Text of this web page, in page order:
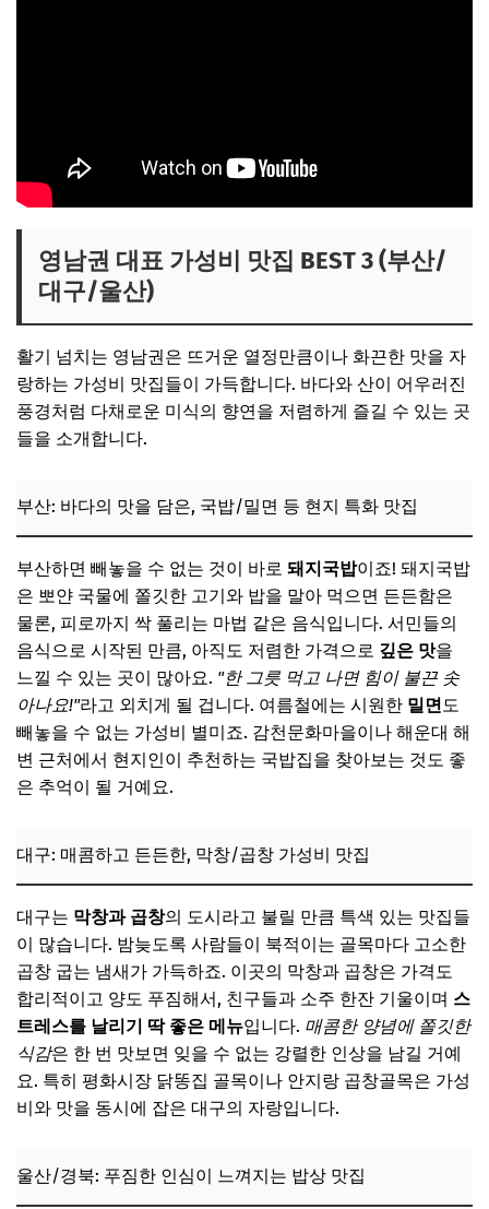
영남권 대표 가성비 맛집 BEST 3 (부산/
대구/울산)
활기 넘치는 영남권은 뜨거운 열정만큼이나 화끈한 맛을 자
랑하는 가성비 맛집들이 가득합니다. 바다와 산이 어우러진
풍경처럼 다채로운 미식의 향연을 저렴하게 즐길 수 있는 곳
들을 소개합니다.
부산: 바다의 맛을 담은, 국밥/밀면 등 현지 특화 맛집
부산하면 빼놓을 수 없는 것이 바로 돼지국밥이죠! 돼지국밥
은 뽀얀 국물에 쫄깃한 고기와 밥을 말아 먹으면 든든함은
물론, 피로까지 싹 풀리는 마법 같은 음식입니다. 서민들의
음식으로 시작된 만큼, 아직도 저렴한 가격으로 깊은 맛을
느낄 수 있는 곳이 많아요. "한 그릇 먹고 나면 힘이 불끈 솟
아나요!"라고 외치게 될 겁니다. 여름철에는 시원한 밀면도
빼놓을 수 없는 가성비 별미죠. 감천문화마을이나 해운대 해
변 근처에서 현지인이 추천하는 국밥집을 찾아보는 것도 좋
은 추억이 될 거예요.
대구: 매콤하고 든든한, 막창/곱창 가성비 맛집
대구는 막창과 곱창의 도시라고 불릴 만큼 특색 있는 맛집들
이 많습니다. 밤늦도록 사람들이 북적이는 골목마다 고소한
곱창 굽는 냄새가 가득하죠. 이곳의 막창과 곱창은 가격도
합리적이고 양도 푸짐해서, 친구들과 소주 한잔 기울이며 스
트레스를 날리기 딱 좋은 메뉴입니다. 매콤한 양념에 쫄깃한
식감은 한 번 맛보면 잊을 수 없는 강렬한 인상을 남길 거예
요. 특히 평화시장 닭똥집 골목이나 안지랑 곱창골목은 가성
비와 맛을 동시에 잡은 대구의 자랑입니다.
울산/경북: 푸짐한 인심이 느껴지는 밥상 맛집